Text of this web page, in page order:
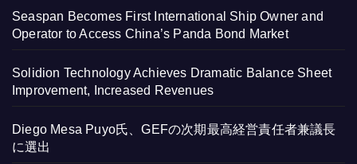
Seaspan Becomes First International Ship Owner and
Operator to Access China’s Panda Bond Market
Solidion Technology Achieves Dramatic Balance Sheet
Improvement, Increased Revenues
Diego Mesa Puyo氏、GEFの次期最高経営責任者兼議長
に選出